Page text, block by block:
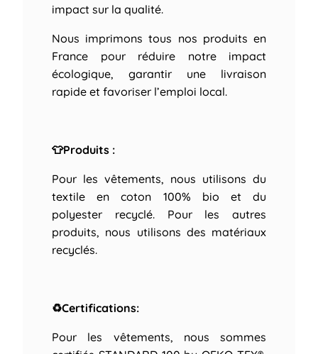
impact sur la qualité.
Nous imprimons tous nos produits en
France pour réduire notre impact
écologique, garantir une livraison
rapide et favoriser l’emploi local.
👕Produits :
Pour les vêtements, nous utilisons du
textile en coton 100% bio et du
polyester recyclé. Pour les autres
produits, nous utilisons des matériaux
recyclés.
♻Certifications:
Pour les vêtements, nous sommes